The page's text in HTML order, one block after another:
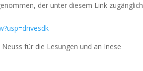
der unter diesem Link zugänglich
für die Lesungen und an Inese